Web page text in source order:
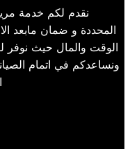
نقدم لكم خدمة
المحددة و ضمان مابعد
الوقت والمال حيث نوفر
ونساعدكم في اتمام